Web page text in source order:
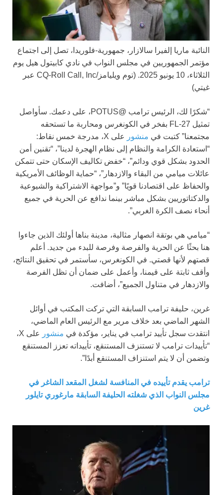
النائبة ماريا إلفيرا سالازار، جمهورية-فلوريدا، تصل إلى اجتماع
مؤتمر الجمهوريين في مجلس النواب في نادي كابيتول هيل يوم
الثلاثاء، 10 يونيو 2025.
(توم ويليامز/CQ-Roll Call, Inc عبر
غيتي)
“شكرًا لك، الرئيس ترامب @POTUS، على دعمك. سأواصل
تمثيل FL-27 بفخر في الكونغرس ومحاربة ما تستحقه
مجتمعنا” كتبت في منشور
على X، مدرجة خمس نقاط:
“استعادة الكرامة والنظام إلى نظام الهجرة لدينا”، “تقنين أمن
الحدود بشكل قوي ودائم”، “خفض تكاليف الإسكان حتى تتمكن
عائلات ميامي من البقاء والازدهار”، “حماية الوظائف الأمريكية
والحفاظ على اقتصادنا قويًا” و”مواجهة الاشتراكية والشيوعية
والدكتاتوريين بشكل مباشر بينما ندافع عن الحرية في جميع
أنحاء نصف الكرة الغربي”.
“ميامي هي بوتقة انصهار مثالية، مدينة بناها أولئك الذين جاءوا
هنا بحثًا عن الحرية والفرصة وفرصة للبدء من جديد. أعلم
قصتهم لأنها قصتي. في الكونغرس، سأستمر في تحقيق النتائج،
وأقف ثابتة على قيمنا، وأعمل على ضمان أن تظل الفرصة
والازدهار في متناول الجميع”، أضافت.
غرين، حليفة ترامب السابقة التي تركت المكتب في أوائل
الشهر الماضي بعد خلاف مرير مع الرئيس العام الماضي،
انتقدت سجل تأييد ترامب في يناير، مؤكدة في منشور
على X،
“تأييدات ترامب لا تستنزف المستنقع، تأييداته تعزز المستنقع
وتضمن أن لا يتم استنزاف المستنقع أبدًا”.
ترامب يقدم تأييده في المنافسة لشغل المقعد الشاغر في
مجلس النواب الذي شغلته الحليفة السابقة مارغوري تايلور
غرين